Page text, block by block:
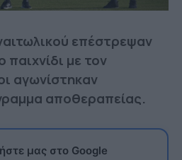
επέστρεψαν
με τον
αγωνίστηκαν
αποθεραπείας.
μας στο Google